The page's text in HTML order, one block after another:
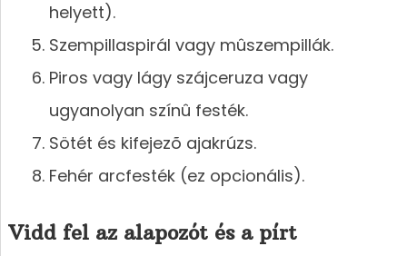
helyett).
Szempillaspirál vagy mûszempillák.
Piros vagy lágy szájceruza vagy
ugyanolyan színû festék.
Sötét és kifejezõ ajakrúzs.
Fehér arcfesték (ez opcionális).
Vidd fel az alapozót és a pírt